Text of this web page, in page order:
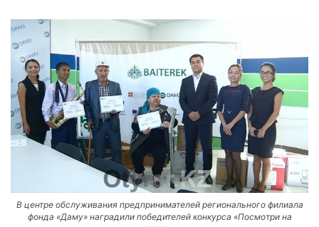
В центре обслуживания предпринимателей регионального филиала
фонда «Даму» наградили победителей конкурса «Посмотри на